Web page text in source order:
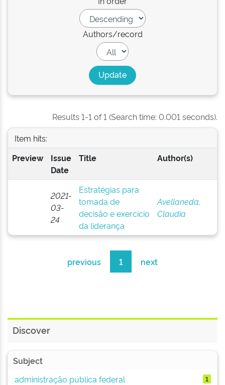
Authors/record
Results 1-1 of 1 (Search time: 0.001 seconds).
Item hits:
Preview
Issue
Date
Title Author(s)
2021-
03-
24
Estratégias para
tomada de
decisão e exercício
da liderança
Avellaneda,
Claudia
previous 1 next
Discover
Subject
administração pública federal
1